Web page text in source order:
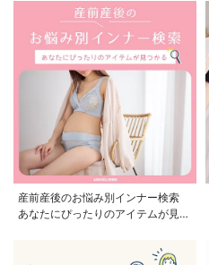
産前産後のお悩み別インナー検索
あなたにぴったりのアイテムが見つ